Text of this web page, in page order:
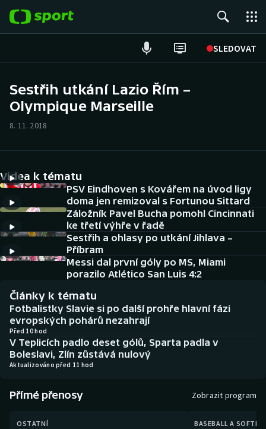
SLEDOVAT
Hokej
Cyklistika
DALŠÍ SPORTY
Americký fotbal
Baseball a softbal
Basketbal
Biatlon
Boby a skeleton
Box
Curling
NEPŘEHLÉDNĚTE
Historické návraty
Aplikace ČT sport
AZ kvíz
Sestřih utkání Lazio Řím –
Olympique Marseille
8. 11. 2018
Videa k tématu
PSV Eindhoven s Kovářem na úvod ligy
doma jen remizoval s Fortunou Sittard
Záložník Pavel Bucha pomohl Cincinnati
ke třetí výhře v řadě
Sestřih a ohlasy po utkání Jihlava –
Příbram
Messi dal první góly po MS, Miami
porazilo Atlético San Luis 4:2
Články k tématu
Fotbalistky Slavie si po další prohře hlavní fázi
evropských pohárů nezahrají
Před 10 hod
V Teplicích padlo deset gólů, Sparta padla v
Boleslavi, Zlín zůstává nulový
Aktualizováno před 11 hod
Přímé přenosy Zobrazit program
OSTATNÍ BASEBALL A